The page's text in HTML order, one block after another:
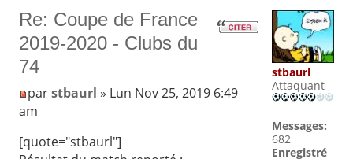
Re: Coupe de France
2019-2020 - Clubs du
74
parstbaurl » Lun Nov 25, 2019 6:49
am
[quote="stbaurl"]
stbaurl
Attaquant
Messages:
682
Enregistré